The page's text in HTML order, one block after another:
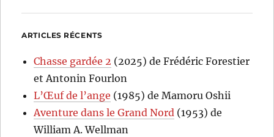
ARTICLES RÉCENTS
Chasse gardée 2 (2025) de Frédéric Forestier
et Antonin Fourlon
L’Œuf de l’ange (1985) de Mamoru Oshii
Aventure dans le Grand Nord (1953) de
William A. Wellman